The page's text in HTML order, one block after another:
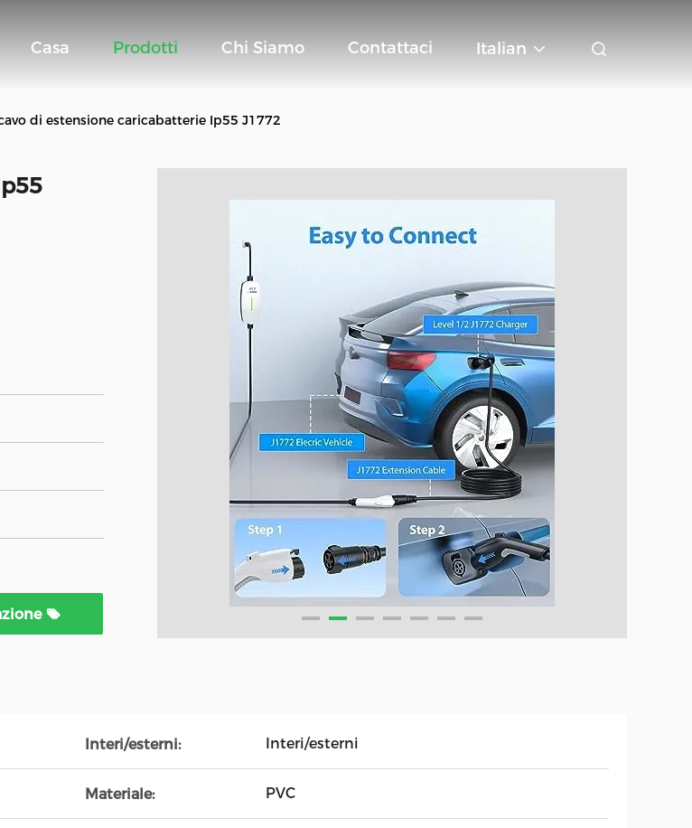
Casa Prodotti Chi Siamo Contattaci Italian
di estensione caricabatterie Ip55 J1772
Interi/esterni: Interi/esterni
Materiale: PVC